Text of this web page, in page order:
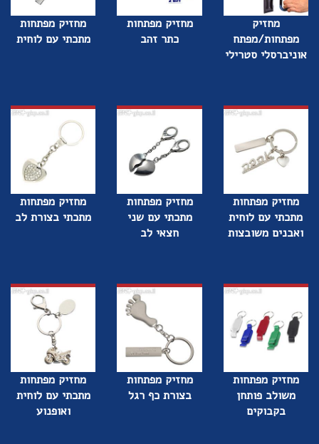
מחזיק
מפתחות/מפתח
אוניברסלי סטרילי
מחזיק מפתחות
כתר זהב
מחזיק מפתחות
מתכתי עם לוחית
מחזיק מפתחות
מתכתי עם לוחית
ואבנים משובצות
מחזיק מפתחות
מתכתי עם שני
חצאי לב
מחזיק מפתחות
מתכתי בצורת לב
מחזיק מפתחות
משולב פותחן
בקבוקים
מחזיק מפתחות
בצורת כף רגל
מחזיק מפתחות
מתכתי עם לוחית
ואופנוע